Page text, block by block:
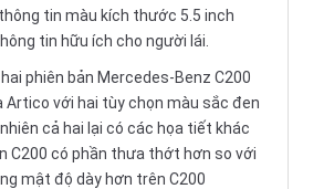
tin màu kích thước 5.5 inch
tin hữu ích cho người lái.
phiên bản Mercedes-Benz C200
Artico với hai tùy chọn màu sắc đen
cả hai lại có các họa tiết khác
C200 có phần thưa thớt hơn so với
mật độ dày hơn trên C200